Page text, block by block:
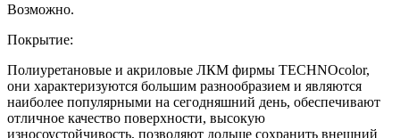
Возможно.
Покрытие:
Полиуретановые и акриловые ЛКМ фирмы TECHNOcolor,
они характеризуются большим разнообразием и являются
наиболее популярными на сегодняшний день, обеспечивают
отличное качество поверхности, высокую
износоустойчивость, позволяют дольше сохранить внешний